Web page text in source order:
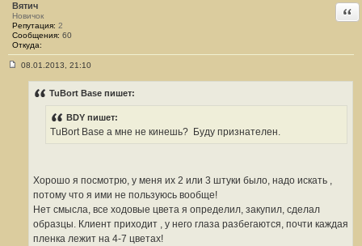
Вятич
Новичок
Репутация: 2
Сообщения: 60
Откуда:
08.01.2013, 21:10
TuBort Base пишет:
BDY пишет:
TuBort Base а мне не кинешь? Буду признателен.
Хорошо я посмотрю, у меня их 2 или 3 штуки было, надо искать ,
потому что я ими не пользуюсь вообще!
Нет смысла, все ходовые цвета я определил, закупил, сделал
образцы. Клиент приходит , у него глаза разбегаются, почти каждая
пленка лежит на 4-7 цветах!